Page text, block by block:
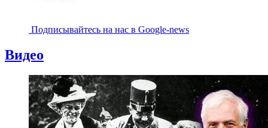
Подписывайтесь на наc в Google-news
Видео